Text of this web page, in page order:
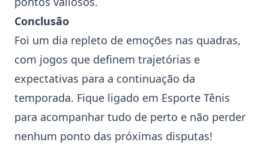
Conclusão
Foi um dia repleto de emoções nas quadras,
com jogos que definem trajetórias e
expectativas para a continuação da
temporada. Fique ligado em Esporte Tênis
para acompanhar tudo de perto e não perder
nenhum ponto das próximas disputas!